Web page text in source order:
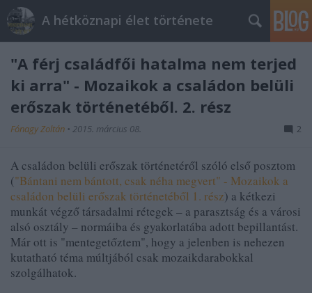
A hétköznapi élet története
"A férj családfői hatalma nem terjed
ki arra" - Mozaikok a családon belüli
erőszak történetéből. 2. rész
Fónagy Zoltán • 2015. március 08. 2
A családon belüli erőszak történetéről szóló első posztom
("Bántani nem bántott, csak néha megvert" - Mozaikok a
családon belüli erőszak történetéből 1. rész) a kétkezi
munkát végző társadalmi rétegek – a parasztság és a városi
alsó osztály – normáiba és gyakorlatába adott bepillantást.
Már ott is "mentegetőztem", hogy a jelenben is nehezen
kutatható téma múltjából csak mozaikdarabokkal
szolgálhatok.